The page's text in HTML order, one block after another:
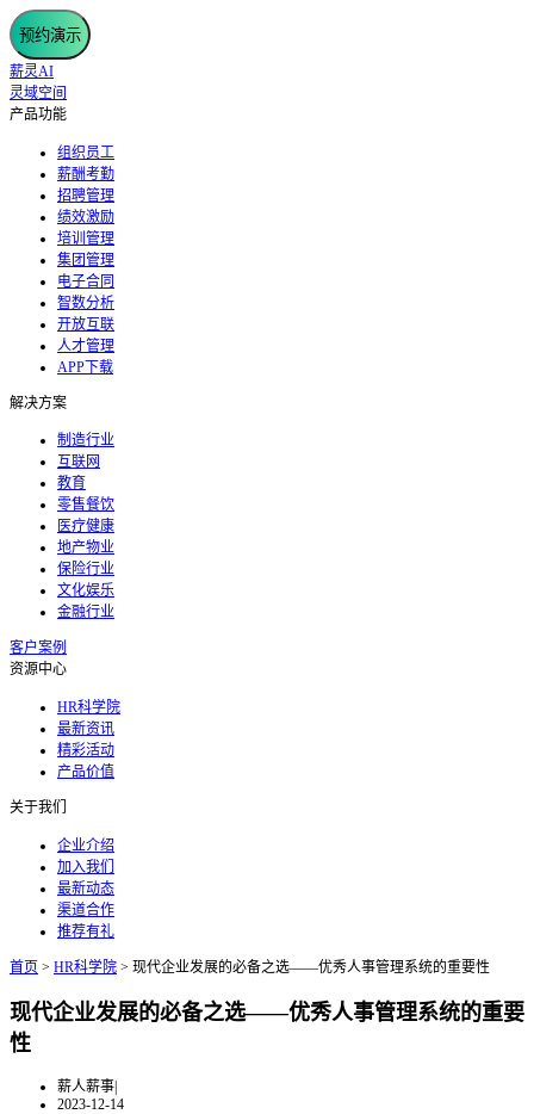
预约演示
薪灵AI
灵域空间
产品功能
组织员工
薪酬考勤
招聘管理
绩效激励
培训管理
集团管理
电子合同
智数分析
开放互联
人才管理
APP下载
解决方案
制造行业
互联网
教育
零售餐饮
医疗健康
地产物业
保险行业
文化娱乐
金融行业
客户案例
资源中心
HR科学院
最新资讯
精彩活动
产品价值
关于我们
企业介绍
加入我们
最新动态
渠道合作
推荐有礼
首页 > HR科学院 > 现代企业发展的必备之选——优秀人事管理系统的重要性
现代企业发展的必备之选——优秀人事管理系统的重要
性
薪人薪事|
2023-12-14